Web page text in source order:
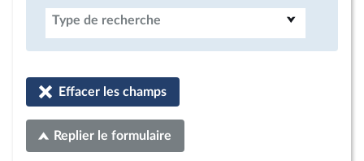
Type de recherche
Effacer les champs
Replier le formulaire